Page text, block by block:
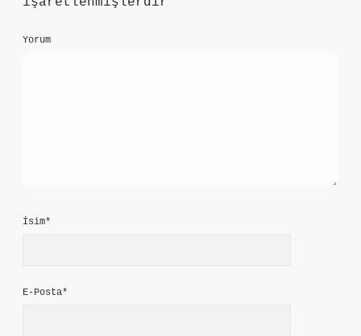
Yorum
İsim*
E-Posta*